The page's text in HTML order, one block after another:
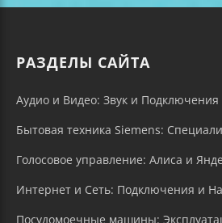
РАЗДЕЛЫ САЙТА
Аудио и Видео: Звук и Подключения
Бытовая техника Siemens:
Голосовое управление: Алиса и
Интернет и Сеть: Подключения и
Посудомоечные машины: